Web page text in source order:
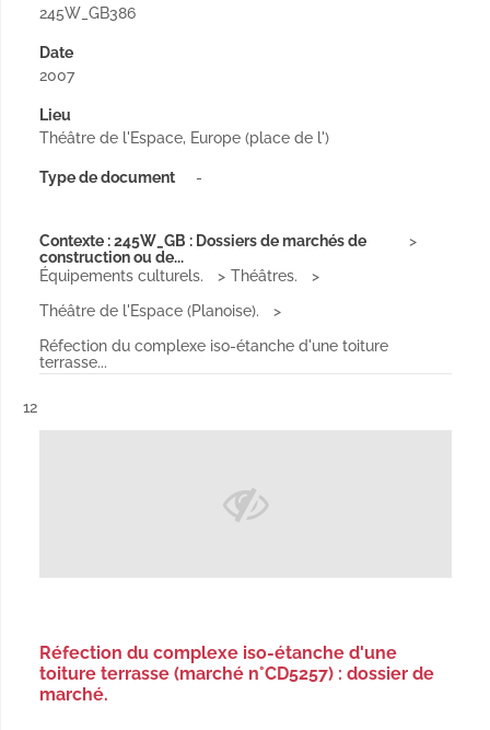
245W_GB386
Date
2007
Lieu
Théâtre de l'Espace, Europe (place de l')
Type de document -
Contexte : 245W_GB : Dossiers de marchés de
construction ou de...
Équipements culturels.
Théâtres.
Théâtre de l'Espace (Planoise).
Réfection du complexe iso-étanche d'une toiture
terrasse...
Résultat n°
12
Réfection du complexe iso-étanche d'une
toiture terrasse (marché n°CD5257) : dossier de
marché.